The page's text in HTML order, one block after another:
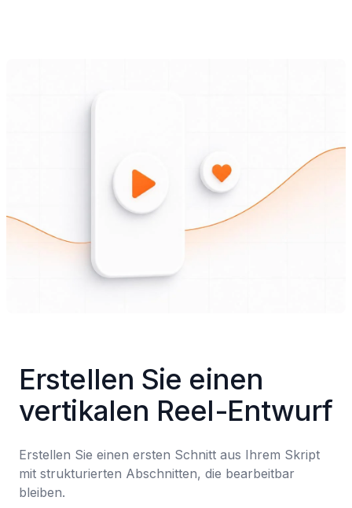
Erstellen Sie einen
vertikalen Reel-Entwurf
Erstellen Sie einen ersten Schnitt aus Ihrem Skript
mit strukturierten Abschnitten, die bearbeitbar
bleiben.